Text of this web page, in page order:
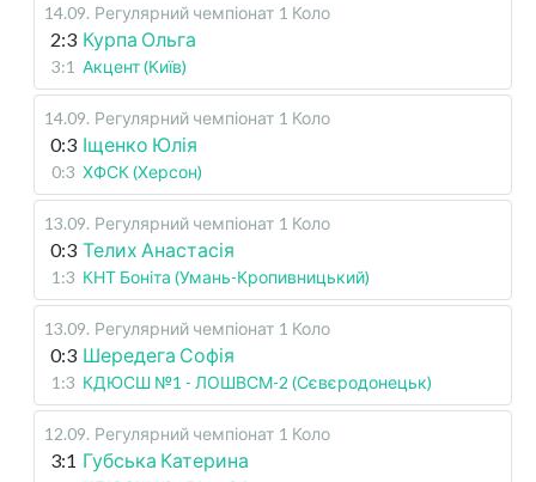
14.09. Регулярний чемпіонат 1 Коло
2:3 Курпа Ольга
3:1 Акцент (Київ)
14.09. Регулярний чемпіонат 1 Коло
0:3 Іщенко Юлія
0:3 ХФСК (Херсон)
13.09. Регулярний чемпіонат 1 Коло
0:3 Телих Анастасія
1:3 КНТ Боніта (Умань-Кропивницький)
13.09. Регулярний чемпіонат 1 Коло
0:3 Шередега Софія
1:3 КДЮСШ №1 - ЛОШВСМ-2 (Сєвєродонецьк)
12.09. Регулярний чемпіонат 1 Коло
3:1 Губська Катерина